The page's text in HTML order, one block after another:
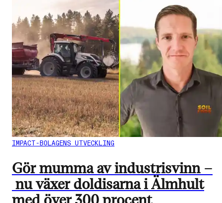
IMPACT-BOLAGENS UTVECKLING
Gör mumma av industrisvinn –
nu växer doldisarna i Älmhult